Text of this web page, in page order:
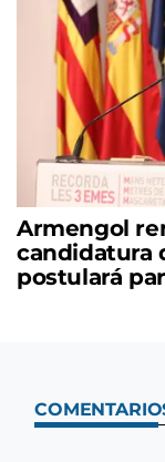
Armengol
candidatura
postulará